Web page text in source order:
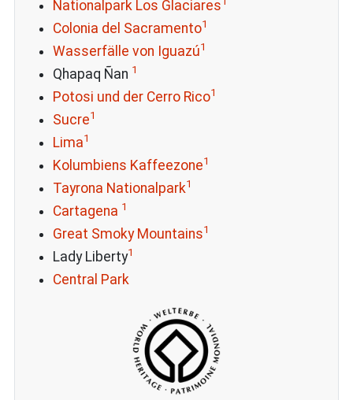
Nationalpark Los Glaciares
Colonia del Sacramento1
Wasserfälle von Iguazú1
Qhapaq Ñan 1
Potosi und der Cerro Rico1
Sucre1
Lima1
Kolumbiens Kaffeezone1
Tayrona Nationalpark1
Cartagena 1
Great Smoky Mountains1
Lady Liberty1
Central Park